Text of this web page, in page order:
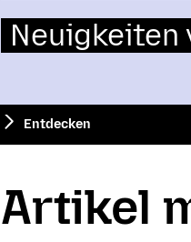
Neuigkeiten
Entdecken
Artikel